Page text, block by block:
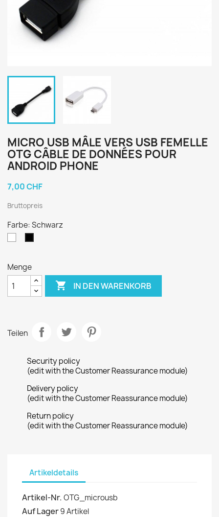
MICRO USB MÂLE VERS USB FEMELLE
OTG CÂBLE DE DONNÉES POUR
ANDROID PHONE
7,00 CHF
Bruttopreis
Farbe: Schwarz
Menge
 IN DEN WARENKORB
Teilen
Security policy
(edit with the Customer Reassurance module)
Delivery policy
(edit with the Customer Reassurance module)
Return policy
(edit with the Customer Reassurance module)
Artikeldetails
Artikel-Nr. OTG_microusb
Auf Lager9 Artikel